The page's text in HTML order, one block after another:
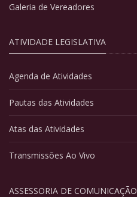
Galeria de Vereadores
ATIVIDADE LEGISLATIVA
Agenda de Atividades
Pautas das Atividades
Atas das Atividades
Transmissões Ao Vivo
ASSESSORIA DE COMUNICAÇÃO